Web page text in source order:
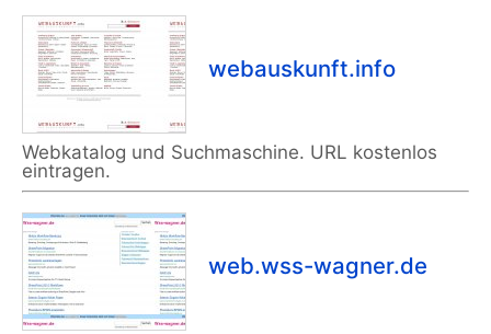
webauskunft.info
Webkatalog und Suchmaschine. URL kostenlos
eintragen.
web.wss-wagner.de